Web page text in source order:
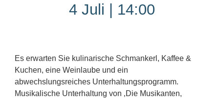
4 Juli | 14:00
Es erwarten Sie kulinarische Schmankerl, Kaffee &
Kuchen, eine Weinlaube und ein
abwechslungsreiches Unterhaltungsprogramm.
Musikalische Unterhaltung von ‚Die Musikanten,